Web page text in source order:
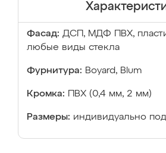
Фасад: ДСП, МДФ ПВХ,
любые виды стекла
Фурнитура: Boyard, Blum
Кромка: ПВХ (0,4 мм, 2 мм)
Размеры: индивидуально